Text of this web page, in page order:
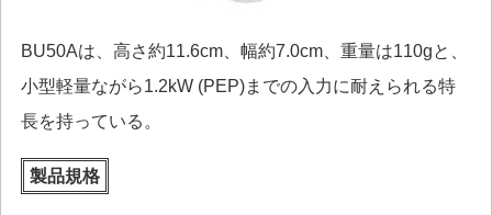
BU50Aは、高さ約11.6cm、幅約7.0cm、重量は110gと、
小型軽量ながら1.2kW (PEP)までの入力に耐えられる特
長を持っている。
製品規格